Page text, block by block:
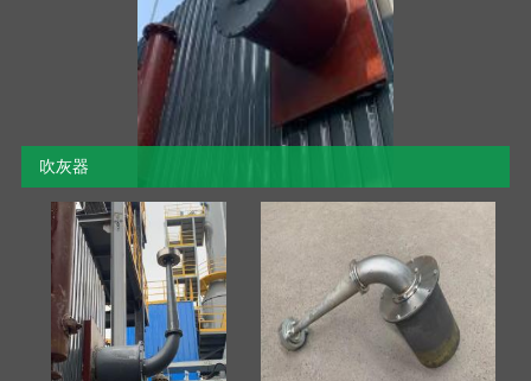
吹灰器
因为追求利润而偷工减料，损害产品或者工程质量，认真、
细致、严谨、处处追求完美。
4、精益求精，是指在技术精湛的前提下，不骄傲，不满足，
不得过且过，注重细节，精雕细琢，精雕细镂，追求完美，
追求极致。
5、俗话说：“人无信不立，国无信不国”。只有诚实守信，用
心做好产品，才能赢得客户，树立品牌，从而赢得市场。